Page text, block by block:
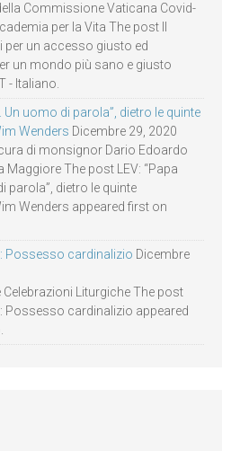
Commissione Vaticana Covid-
per la Vita The post Il
un accesso giusto ed
un mondo più sano e giusto
- Italiano.
Un uomo di parola”, dietro le quinte
Wenders Dicembre 29, 2020
di monsignor Dario Edoardo
Maggiore The post LEV: “Papa
parola”, dietro le quinte
Wenders appeared first on
Possesso cardinalizio Dicembre
Celebrazioni Liturgiche The post
Possesso cardinalizio appeared